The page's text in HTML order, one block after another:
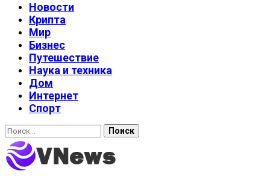
Новости
Крипта
Мир
Бизнес
Путешествие
Наука и техника
Дом
Интернет
Спорт
Найти: